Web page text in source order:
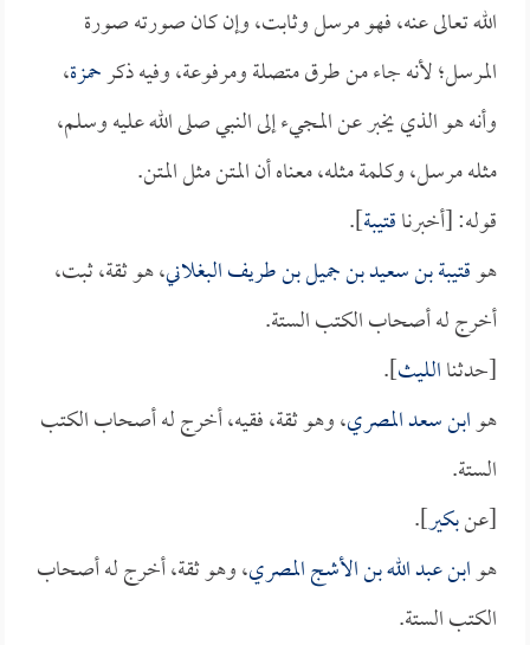
الله تعالى عنه، فهو مرسل وثابت، وإن كان صورته صورة
المرسل؛ لأنه جاء من طرق متصلة ومرفوعة، وفيه ذكرحمزة،
وأنه هو الذي يخبر عن المجيء إلى النبي صلى الله عليه وسلم،
مثله مرسل، وكلمة مثله، معناه أن المتن مثل المتن.
قوله: [أخبرناقتيبة].
هوقتيبة بن سعيد بن جميل بن طريف البغلاني، هو ثقة، ثبت،
أخرج له أصحاب الكتب الستة.
[حدثناالليث].
هوابن سعد المصري، وهو ثقة، فقيه، أخرج له أصحاب الكتب
الستة.
[عنبكير].
هوابن عبد الله بن الأشج المصري، وهو ثقة، أخرج له أصحاب
الكتب الستة.